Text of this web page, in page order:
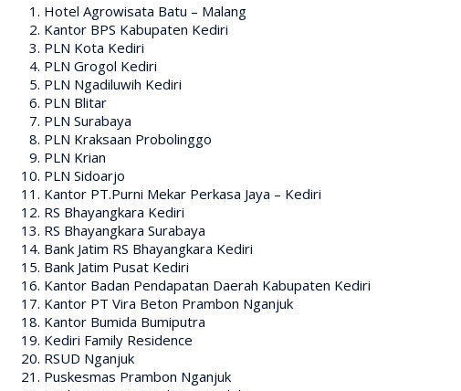
Hotel Agrowisata Batu – Malang
Kantor BPS Kabupaten Kediri
PLN Kota Kediri
PLN Grogol Kediri
PLN Ngadiluwih Kediri
PLN Blitar
PLN Surabaya
PLN Kraksaan Probolinggo
PLN Krian
PLN Sidoarjo
Kantor PT.Purni Mekar Perkasa Jaya – Kediri
RS Bhayangkara Kediri
RS Bhayangkara Surabaya
Bank Jatim RS Bhayangkara Kediri
Bank Jatim Pusat Kediri
Kantor Badan Pendapatan Daerah Kabupaten Kediri
Kantor PT Vira Beton Prambon Nganjuk
Kantor Bumida Bumiputra
Kediri Family Residence
RSUD Nganjuk
Puskesmas Prambon Nganjuk